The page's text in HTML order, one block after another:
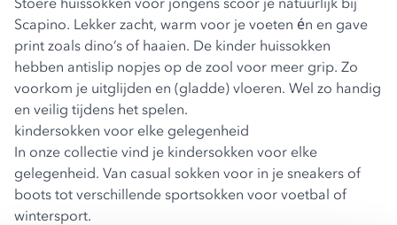
Scapino. Lekker zacht, warm voor je voeten én en gave
print zoals dino’s of haaien. De kinder huissokken
hebben antislip nopjes op de zool voor meer grip. Zo
voorkom je uitglijden en (gladde) vloeren. Wel zo handig
en veilig tijdens het spelen.
kindersokken voor elke gelegenheid
In onze collectie vind je kindersokken voor elke
gelegenheid. Van casual sokken voor in je sneakers of
boots tot verschillende sportsokken voor voetbal of
wintersport.